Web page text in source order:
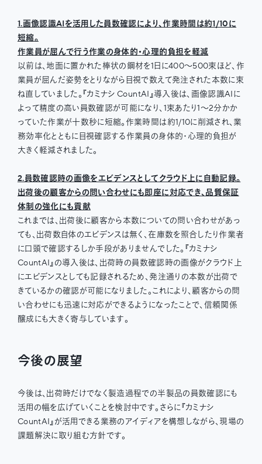
1.画像認識AIを活用した員数確認により、作業時間は約1/10に
短縮。
作業員が屈んで行う作業の身体的・心理的負担を軽減
以前は、地面に置かれた棒状の鋼材を1日に400〜500束ほど、作
業員が屈んだ姿勢をとりながら目視で数えて発注された本数に束
ね直していました。『カミナシ CountAI』導入後は、画像認識AIに
よって精度の高い員数確認が可能になり、1束あたり1〜2分かか
っていた作業が十数秒に短縮。作業時間は約1/10に削減され、業
務効率化とともに目視確認する作業員の身体的・心理的負担が
大きく軽減されました。
2.員数確認時の画像をエビデンスとしてクラウド上に自動記録。
出荷後の顧客からの問い合わせにも即座に対応でき、品質保証
体制の強化にも貢献
これまでは、出荷後に顧客から本数についての問い合わせがあっ
ても、出荷数自体のエビデンスは無く、在庫数を照合したり作業者
に口頭で確認するしか手段がありませんでした。『カミナシ
CountAI』の導入後は、出荷時の員数確認時の画像がクラウド上
にエビデンスとしても記録されるため、発注通りの本数が出荷で
きているかの確認が可能になりました。これにより、顧客からの問
い合わせにも迅速に対応ができるようになったことで、信頼関係
醸成にも大きく寄与しています。
今後の展望
今後は、出荷時だけでなく製造過程での半製品の員数確認にも
活用の幅を広げていくことを検討中です。さらに『カミナシ
CountAI』が活用できる業務のアイディアを構想しながら、現場の
課題解決に取り組む方針です。